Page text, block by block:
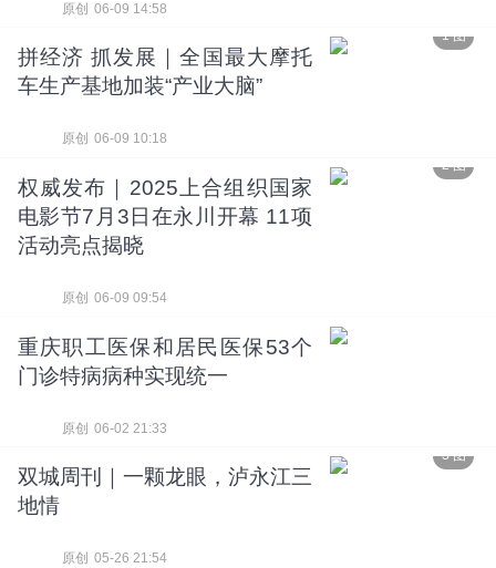
06-09 14:58
原创
1 图
拼经济 抓发展｜全国最大摩托
车生产基地加装“产业大脑”
06-09 10:18
原创
2 图
权威发布｜2025上合组织国家
电影节7月3日在永川开幕 11项
活动亮点揭晓
06-09 09:54
原创
重庆职工医保和居民医保53个
门诊特病病种实现统一
06-02 21:33
原创
3 图
双城周刊｜一颗龙眼，泸永江三
地情
05-26 21:54
原创